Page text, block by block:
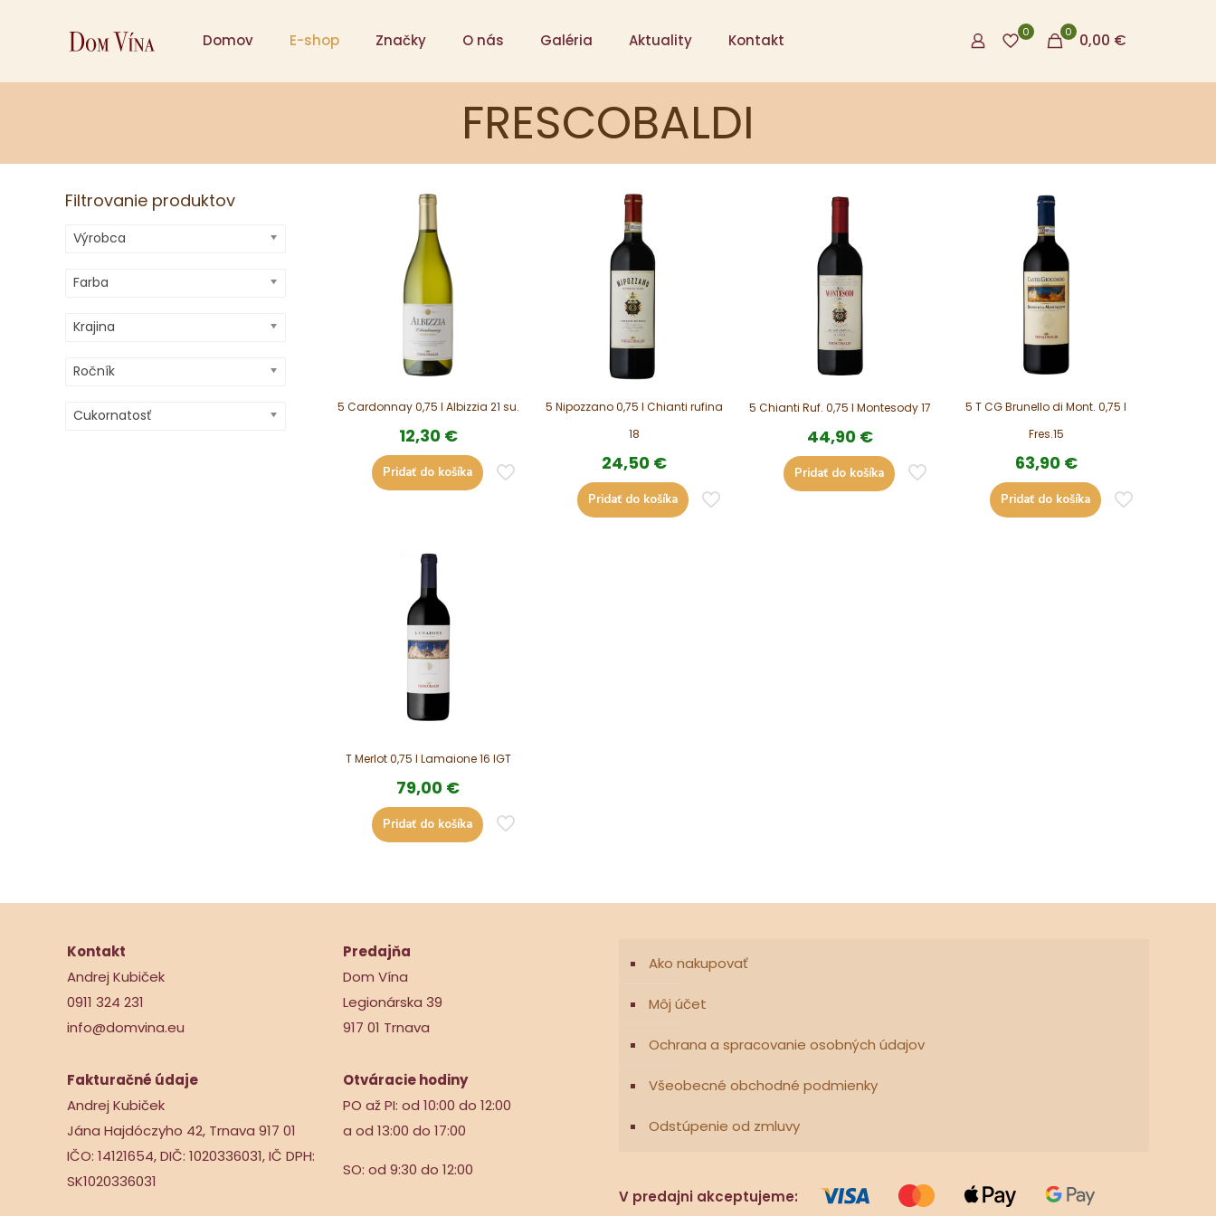
Domov E-shop Značky O nás Galéria Aktuality Kontakt 0 0 0,00 €
FRESCOBALDI
5 Cardonnay 0,75 l Albizzia 21 su.
12,30 €
Pridať do košíka
5 Nipozzano 0,75 l Chianti rufina
18
24,50 €
Pridať do košíka
5 Chianti Ruf. 0,75 l Montesody 17
44,90 €
Pridať do košíka
5 T CG Brunello di Mont. 0,75 l
Fres.15
63,90 €
Pridať do košíka
T Merlot 0,75 l Lamaione 16 IGT
79,00 €
Pridať do košíka
Filtrovanie produktov
Výrobca
Farba
Krajina
Ročník
Cukornatosť
Kontakt
Andrej Kubiček
0911 324 231
info@domvina.eu
Fakturačné údaje
Andrej Kubiček
Jána Hajdóczyho 42, Trnava 917 01
IČO: 14121654, DIČ: 1020336031, IČ DPH:
SK1020336031
Predajňa
Dom Vína
Legionárska 39
917 01 Trnava
Otváracie hodiny
PO až PI: od 10:00 do 12:00
a od 13:00 do 17:00
SO: od 9:30 do 12:00
Ako nakupovať
Môj účet
Ochrana a spracovanie osobných údajov
Všeobecné obchodné podmienky
Odstúpenie od zmluvy
V predajni akceptujeme: